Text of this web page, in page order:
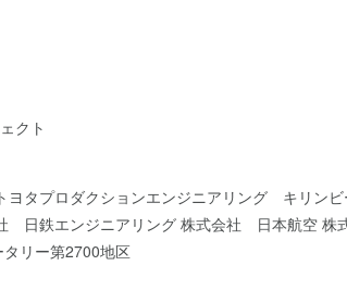
クト
タプロダクションエンジニアリング キリン
日鉄エンジニアリング 株式会社 日本航空 株
リー第2700地区